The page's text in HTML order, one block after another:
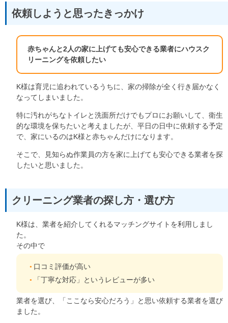
依頼しようと思ったきっかけ
赤ちゃんと2人の家に上げても安心できる業者にハウスク
リーニングを依頼したい
K様は育児に追われているうちに、家の掃除が全く行き届かなく
なってしまいました。
特に汚れがちなトイレと洗面所だけでもプロにお願いして、衛生
的な環境を保ちたいと考えましたが、平日の日中に依頼する予定
で、家にいるのはK様と赤ちゃんだけになります。
そこで、見知らぬ作業員の方を家に上げても安心できる業者を探
したいと思いました。
クリーニング業者の探し方・選び方
K様は、業者を紹介してくれるマッチングサイトを利用しまし
た。
その中で
口コミ評価が高い
「丁寧な対応」というレビューが多い
業者を選び、「ここなら安心だろう」と思い依頼する業者を選び
ました。